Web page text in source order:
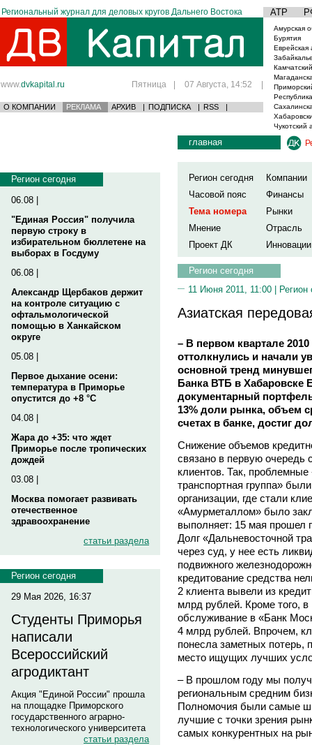
Региональный журнал для деловых кругов Дальнего Востока АТР
www.dvkapital.ru Пятница | 07 Августа, 14:52 |
О КОМПАНИИ РЕКЛАМА АРХИВ | ПОДПИСКА | RSS |
Амурская
Бурятия
Еврейская
Чукотский
Регион сегодня
06.08 |
"Единая Россия" получила
первую строку в
избирательном бюллетене на
выборах в Госдуму
06.08 |
Александр Щербаков держит
на контроле ситуацию с
офтальмологической
помощью в Ханкайском
округе
05.08 |
Первое дыхание осени:
температура в Приморье
опустится до +8 °C
04.08 |
Жара до +35: что ждет
Приморье после тропических
дождей
03.08 |
Москва помогает развивать
отечественное
здравоохранение
статьи раздела
Регион сегодня
29 Мая 2026, 16:37
Студенты Приморья
написали
Всероссийский
агродиктант
Акция "Единой России" прошла
на площадке Приморского
государственного аграрно-
технологического университета
статьи раздела
главная
Регион сегодня
Компании
Часовой пояс
Финансы
Тема номера
Рынки
Мнение
Отрасль
Проект ДК
Инновации
Регион сегодня
11 Июня 2011, 11:00 | Регион
Азиатская
– В первом квартале
оттолкнулись и начали
основной тренд
Банка ВТБ в Хабаровске
документарный
13% доли рынка, объем
счетах в банке, достиг
Снижение объемов
связано в первую очередь
клиентов. Так,
транспортная группа»
организации, где стали
«Амурметаллом» было
выполняет: 15 мая прошел
Долг «Дальневосточной
через суд, у нее есть
подвижного
кредитование средства
2 клиента вывели из
млрд рублей. Кроме того,
обслуживание в «Банк
4 млрд рублей. Впрочем,
понесла заметных потерь,
место ищущих лучших
– В прошлом году мы
региональным средним
Полномочия были самые
лучшие с точки зрения
самых конкурентных на